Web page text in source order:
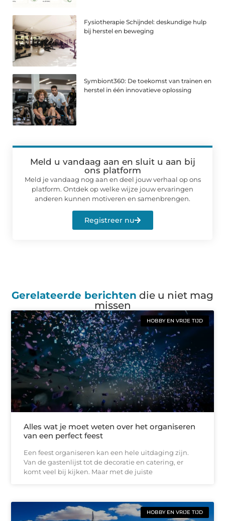
Fysiotherapie Schijndel: deskundige hulp
bij herstel en beweging
Symbiont360: De toekomst van trainen en
herstel in één innovatieve oplossing
Meld u vandaag aan en sluit u aan bij
ons platform
Meld je vandaag nog aan en deel jouw verhaal op ons
platform. Ontdek op welke wijze jouw ervaringen
anderen kunnen motiveren en samenbrengen.
Registreer nu
Gerelateerde berichten die u niet mag
missen
HOBBY EN VRIJE TIJD
Alles wat je moet weten over het organiseren
van een perfect feest
Een feest organiseren kan een hele uitdaging zijn.
Van de gastenlijst tot de decoratie en catering, er
komt veel bij kijken. Maar met de juiste
HOBBY EN VRIJE TIJD